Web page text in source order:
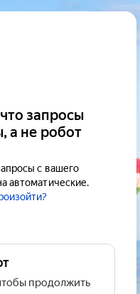
запросы
а не робот
с вашего
автоматические.
продолжить